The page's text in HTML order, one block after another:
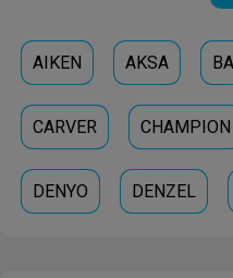
AIKEN AKSA
CARVER CHAMPION
DENYO DENZEL